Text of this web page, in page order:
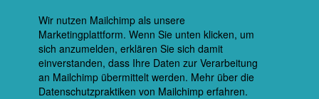
Wir nutzen Mailchimp als unsere
Marketingplattform. Wenn Sie unten klicken, um
sich anzumelden, erklären Sie sich damit
einverstanden, dass Ihre Daten zur Verarbeitung
an Mailchimp übermittelt werden. Mehr über die
Datenschutzpraktiken von Mailchimp erfahren.